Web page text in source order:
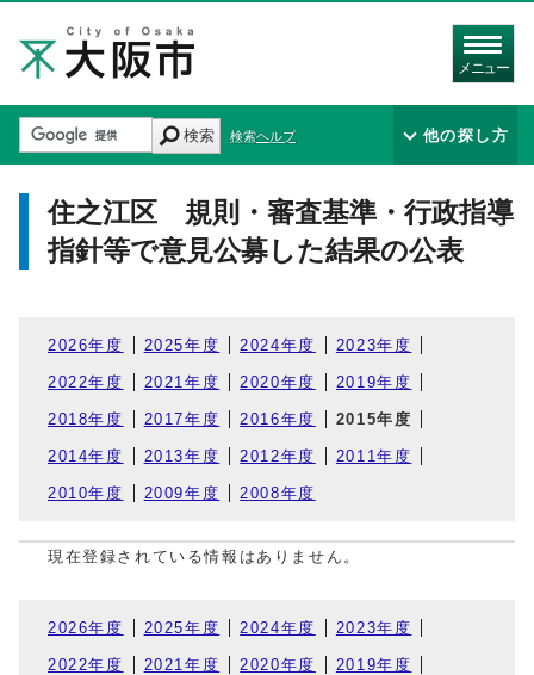
メニュー
検索 検索ヘルプ 他の探し方
住之江区 規則・審査基準・行政指導
指針等で意見公募した結果の公表
2026年度 2025年度 2024年度 2023年度
2022年度 2021年度 2020年度 2019年度
2018年度 2017年度 2016年度 2015年度
2014年度 2013年度 2012年度 2011年度
2010年度 2009年度 2008年度
現在登録されている情報はありません。
2026年度 2025年度 2024年度 2023年度
2022年度 2021年度 2020年度 2019年度